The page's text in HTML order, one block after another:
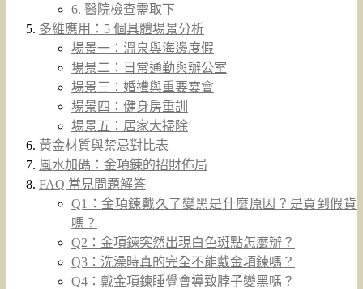
6. 醫院檢查需取下
多維應用：5 個具體場景分析
場景一：溫泉與海邊度假
場景二：日常通勤與辦公室
場景三：婚禮與重要宴會
場景四：健身房重訓
場景五：居家大掃除
黃金材質與禁忌對比表
風水加碼：金項鍊的招財佈局
FAQ 常見問題解答
Q1：金項鍊戴久了變黑是什麼原因？是買到假貨
嗎？
Q2：金項鍊突然出現白色斑點怎麼辦？
Q3：洗澡時真的完全不能戴金項鍊嗎？
Q4：戴金項鍊睡覺會導致脖子變黑嗎？